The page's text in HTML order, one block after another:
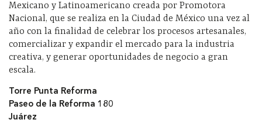
Mexicano y Latinoamericano creada por Promotora
Nacional, que se realiza en la Ciudad de México una vez al
año con la finalidad de celebrar los procesos artesanales,
comercializar y expandir el mercado para la industria
creativa, y generar oportunidades de negocio a gran
escala.
Torre Punta Reforma
Paseo de la Reforma 180
Juárez